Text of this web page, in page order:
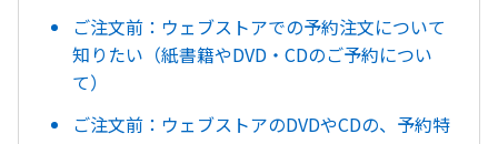
ご注文前：ウェブストアでの予約注文について
知りたい（紙書籍やDVD・CDのご予約につい
て）
ご注文前：ウェブストアのDVDやCDの、予約特